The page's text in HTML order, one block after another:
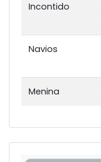
Incontido
Navios
Menina